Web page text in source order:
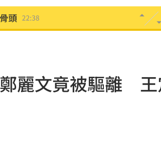
頭 22:38
曝 22:21
麗文竟被驅離